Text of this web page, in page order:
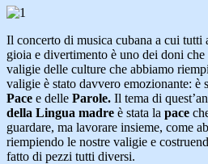
Il concerto di musica cubana a cui tutti
gioia e divertimento è uno dei doni
valigie delle culture che abbiamo
valigie è stato davvero emozionante: è
Pace e delle Parole. Il tema di
della Lingua madre è stata la pace
guardare, ma lavorare insieme, come
riempiendo le nostre valigie e
fatto di pezzi tutti diversi.